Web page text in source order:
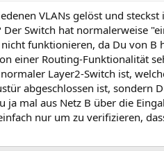
VLANs gelöst und
Switch hat normalerweise
funktionieren, da Du von B
einer Routing-Funktionalität
Layer2-Switch ist,
abgeschlossen ist, sondern
ja mal aus Netz B über die
nur um zu verifizieren,